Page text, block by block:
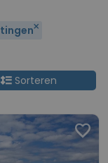
close
format_line_spacingSorteren
favorite